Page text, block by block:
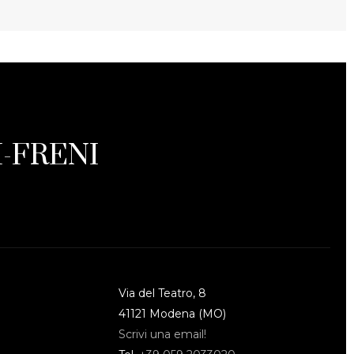
FRENI
Via del Teatro, 8
41121 Modena (MO)
Scrivi una email!